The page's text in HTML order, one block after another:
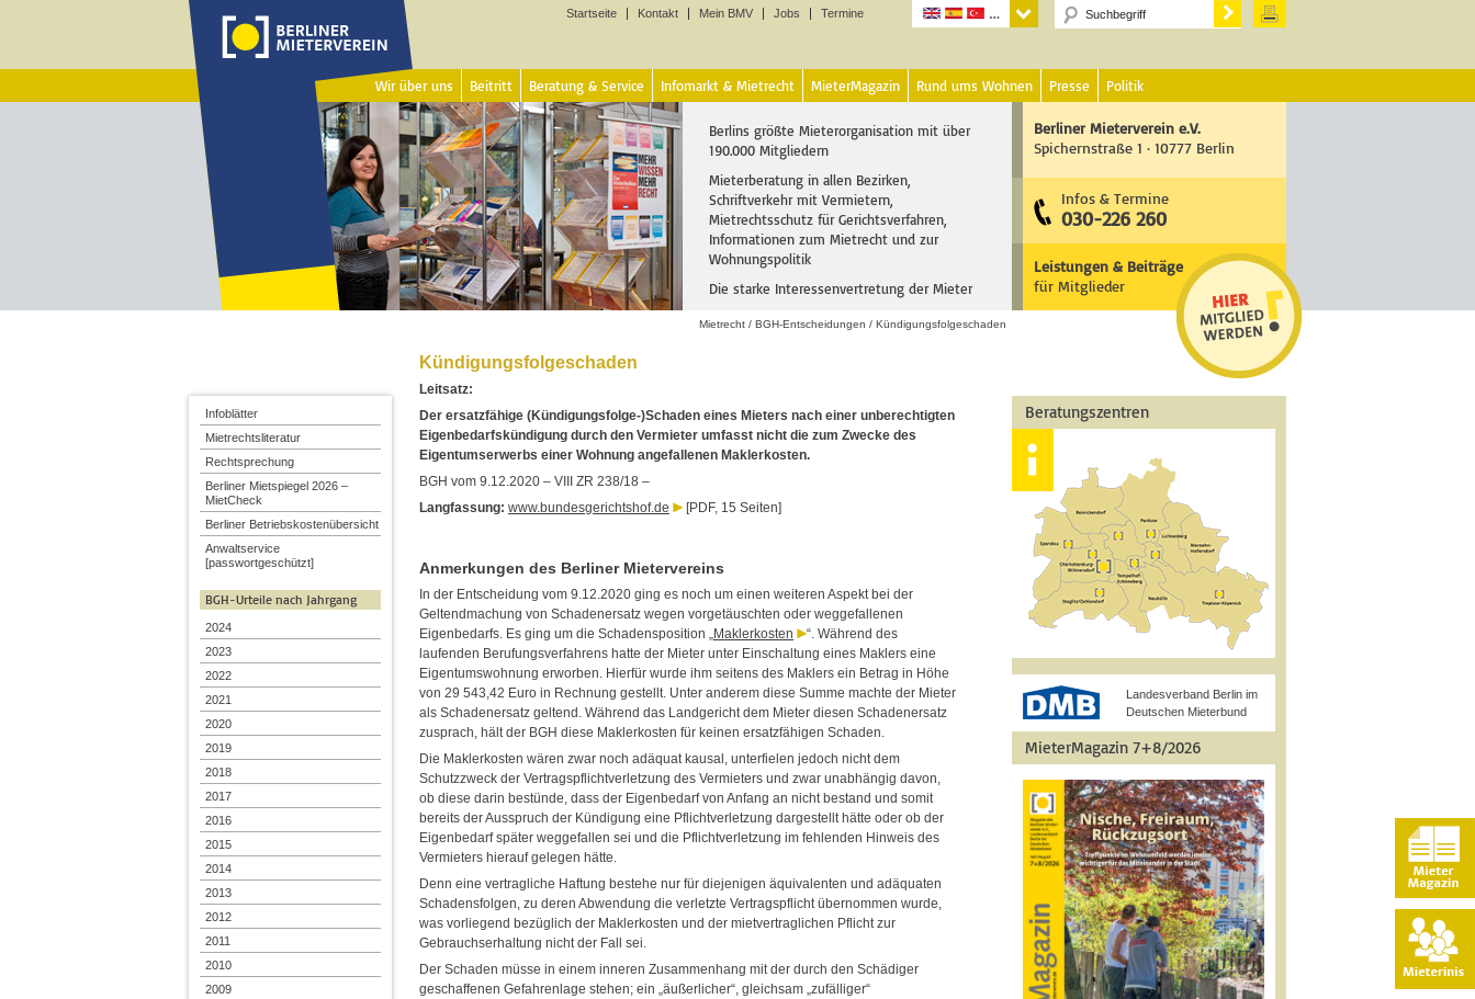
Startseite Kontakt Mein BMV Jobs Termine
Wir über uns Beitritt Beratung & Service Infomarkt & Mietrecht MieterMagazin Rund ums Wohnen Presse Politik
Berlins größte Mieterorganisation mit über
190.000 Mitgliedern
Mieterberatung in allen Bezirken,
Schriftverkehr mit Vermietern,
Mietrechtsschutz für Gerichtsverfahren,
Informationen zum Mietrecht und zur
Wohnungspolitik
Die starke Interessenvertretung der Mieter
Berliner Mieterverein e.V.
Spichernstraße 1 · 10777 Berlin
Infos & Termine
030-226 260
Leistungen & Beiträge
für Mitglieder
Mietrecht / BGH-Entscheidungen / Kündigungsfolgeschaden
Kündigungsfolgeschaden
Leitsatz:
Der ersatzfähige (Kündigungsfolge-)Schaden eines Mieters nach einer unberechtigten
Eigenbedarfskündigung durch den Vermieter umfasst nicht die zum Zwecke des
Eigentumserwerbs einer Wohnung angefallenen Maklerkosten.
BGH vom 9.12.2020 – VIII ZR 238/18 –
Langfassung: www.bundesgerichtshof.de [PDF, 15 Seiten]
Anmerkungen des Berliner Mietervereins
In der Entscheidung vom 9.12.2020 ging es noch um einen weiteren Aspekt bei der
Geltendmachung von Schadenersatz wegen vorgetäuschten oder weggefallenen
Eigenbedarfs. Es ging um die Schadensposition „ Maklerkosten
“. Während des
laufenden Berufungsverfahrens hatte der Mieter unter Einschaltung eines Maklers eine
Eigentumswohnung erworben. Hierfür wurde ihm seitens des Maklers ein Betrag in Höhe
von 29 543,42 Euro in Rechnung gestellt. Unter anderem diese Summe machte der Mieter
als Schadenersatz geltend. Während das Landgericht dem Mieter diesen Schadenersatz
zusprach, hält der BGH diese Maklerkosten für keinen ersatzfähigen Schaden.
Die Maklerkosten wären zwar noch adäquat kausal, unterfielen jedoch nicht dem
Schutzzweck der Vertragspflichtverletzung des Vermieters und zwar unabhängig davon,
ob diese darin bestünde, dass der Eigenbedarf von Anfang an nicht bestand und somit
bereits der Ausspruch der Kündigung eine Pflichtverletzung dargestellt hätte oder ob der
Eigenbedarf später weggefallen sei und die Pflichtverletzung im fehlenden Hinweis des
Vermieters hierauf gelegen hätte.
Denn eine vertragliche Haftung bestehe nur für diejenigen äquivalenten und adäquaten
Schadensfolgen, zu deren Abwendung die verletzte Vertragspflicht übernommen wurde,
was vorliegend bezüglich der Maklerkosten und der mietvertraglichen Pflicht zur
Gebrauchserhaltung nicht der Fall sei.
Der Schaden müsse in einem inneren Zusammenhang mit der durch den Schädiger
geschaffenen Gefahrenlage stehen; ein „äußerlicher“, gleichsam „zufälliger“
Beratungszentren
Landesverband Berlin im
Deutschen Mieterbund
MieterMagazin 7+8/2026
Infoblätter
Mietrechtsliteratur
Rechtsprechung
Berliner Mietspiegel 2026 –
MietCheck
Berliner Betriebskostenübersicht
Anwaltservice
[passwortgeschützt]
BGH-Urteile nach Jahrgang
2024
2023
2022
2021
2020
2019
2018
2017
2016
2015
2014
2013
2012
2011
2010
2009